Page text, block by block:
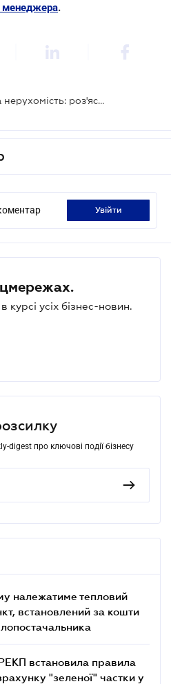
менеджера.
Звільнення від податку на нерухомість: роз'яснення ДПС щодо пошкоджених активів
увійти
курсі усіх бізнес-новин.
digest про ключові події бізнесу
належатиме тепловий
встановлений за кошти
встановила правила
"зеленої" частки у